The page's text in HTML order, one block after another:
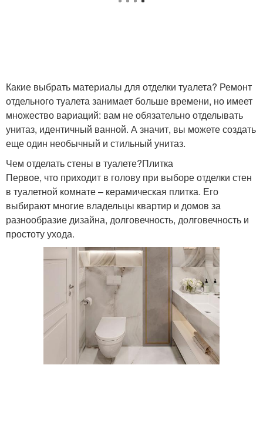
Какие выбрать материалы для отделки туалета? Ремонт
отдельного туалета занимает больше времени, но имеет
множество вариаций: вам не обязательно отделывать
унитаз, идентичный ванной. А значит, вы можете создать
еще один необычный и стильный унитаз.
Чем отделать стены в туалете?Плитка
Первое, что приходит в голову при выборе отделки стен
в туалетной комнате – керамическая плитка. Его
выбирают многие владельцы квартир и домов за
разнообразие дизайна, долговечность, долговечность и
простоту ухода.